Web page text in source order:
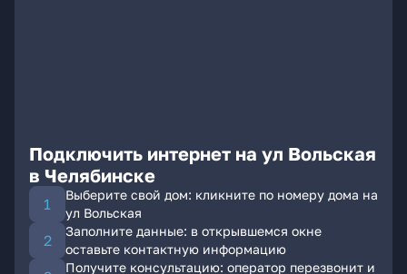
Подключить интернет на ул Вольская
в Челябинске
Выберите свой дом: кликните по номеру дома на
ул Вольская
Заполните данные: в открывшемся окне
оставьте контактную информацию
Получите консультацию: оператор перезвонит и